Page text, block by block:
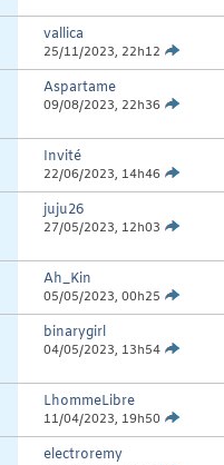
vallica
25/11/2023, 22h12
Aspartame
09/08/2023, 22h36
Invité
22/06/2023, 14h46
juju26
27/05/2023, 12h03
Ah_Kin
05/05/2023, 00h25
binarygirl
04/05/2023, 13h54
LhommeLibre
11/04/2023, 19h50
electroremy